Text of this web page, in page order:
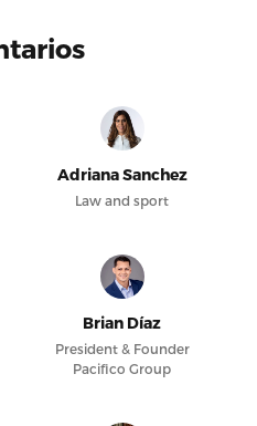
Adriana Sanchez
Law and sport
Brian Díaz
President & Founder
Pacifico Group